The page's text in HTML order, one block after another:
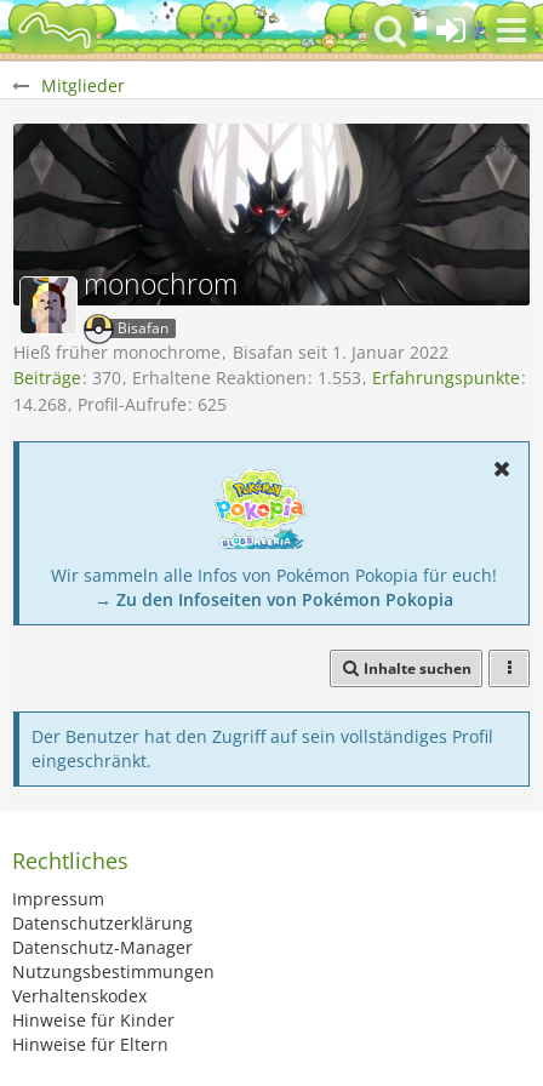
Mitglieder
monochrom
Bisafan
Hieß früher monochrome
Bisafan seit 1. Januar 2022
Beiträge 370 Erhaltene Reaktionen 1.553 Erfahrungspunkte
14.268 Profil-Aufrufe 625
Wir sammeln alle Infos von Pokémon Pokopia für euch!
→ Zu den Infoseiten von Pokémon Pokopia
Inhalte suchen
Der Benutzer hat den Zugriff auf sein vollständiges Profil
eingeschränkt.
Rechtliches
Impressum
Datenschutzerklärung
Datenschutz-Manager
Nutzungsbestimmungen
Verhaltenskodex
Hinweise für Kinder
Hinweise für Eltern